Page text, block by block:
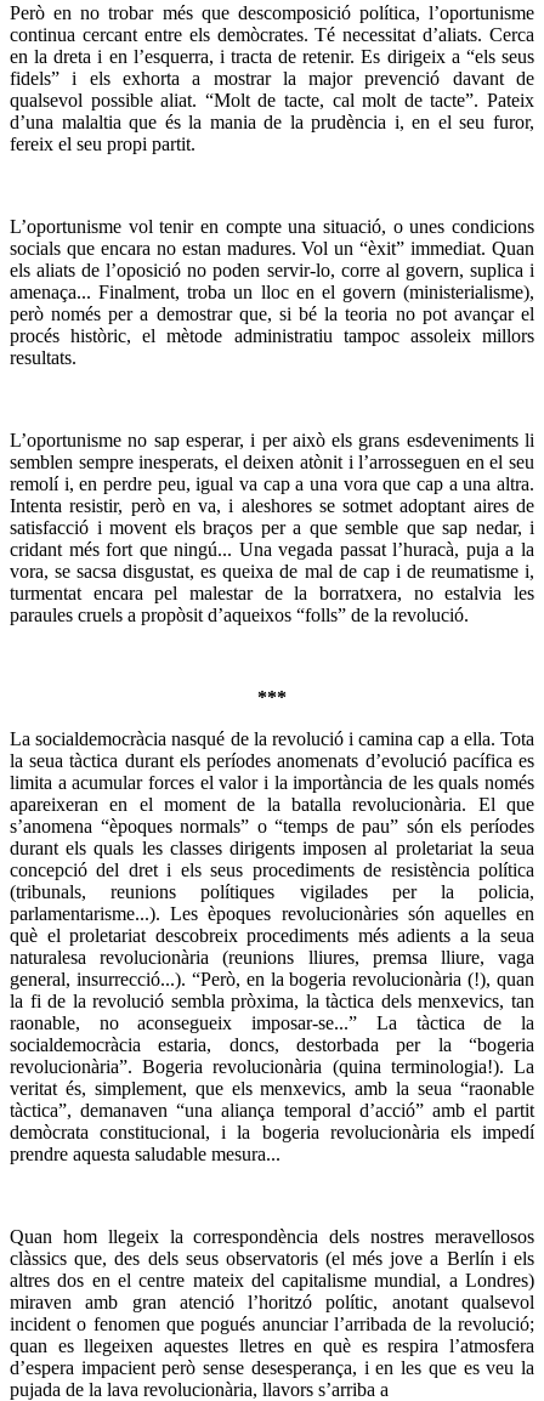
Però en no trobar més que descomposició política, l’oportunisme
continua cercant entre els demòcrates. Té necessitat d’aliats. Cerca
en la dreta i en l’esquerra, i tracta de retenir. Es dirigeix a “els seus
fidels” i els exhorta a mostrar la major prevenció davant de
qualsevol possible aliat. “Molt de tacte, cal molt de tacte”. Pateix
d’una malaltia que és la mania de la prudència i, en el seu furor,
fereix el seu propi partit.
L’oportunisme vol tenir en compte una situació, o unes condicions
socials que encara no estan madures. Vol un “èxit” immediat. Quan
els aliats de l’oposició no poden servir-lo, corre al govern, suplica i
amenaça... Finalment, troba un lloc en el govern (ministerialisme),
però només per a demostrar que, si bé la teoria no pot avançar el
procés històric, el mètode administratiu tampoc assoleix millors
resultats.
L’oportunisme no sap esperar, i per això els grans esdeveniments li
semblen sempre inesperats, el deixen atònit i l’arrosseguen en el seu
remolí i, en perdre peu, igual va cap a una vora que cap a una altra.
Intenta resistir, però en va, i aleshores se sotmet adoptant aires de
satisfacció i movent els braços per a que semble que sap nedar, i
cridant més fort que ningú... Una vegada passat l’huracà, puja a la
vora, se sacsa disgustat, es queixa de mal de cap i de reumatisme i,
turmentat encara pel malestar de la borratxera, no estalvia les
paraules cruels a propòsit d’aqueixos “folls” de la revolució.
***
La socialdemocràcia nasqué de la revolució i camina cap a ella. Tota
la seua tàctica durant els períodes anomenats d’evolució pacífica es
limita a acumular forces el valor i la importància de les quals només
apareixeran en el moment de la batalla revolucionària. El que
s’anomena “èpoques normals” o “temps de pau” són els períodes
durant els quals les classes dirigents imposen al proletariat la seua
concepció del dret i els seus procediments de resistència política
(tribunals, reunions polítiques vigilades per la policia,
parlamentarisme...). Les èpoques revolucionàries són aquelles en
què el proletariat descobreix procediments més adients a la seua
naturalesa revolucionària (reunions lliures, premsa lliure, vaga
general, insurrecció...). “Però, en la bogeria revolucionària (!), quan
la fi de la revolució sembla pròxima, la tàctica dels menxevics, tan
raonable, no aconsegueix imposar-se...” La tàctica de la
socialdemocràcia estaria, doncs, destorbada per la “bogeria
revolucionària”. Bogeria revolucionària (quina terminologia!). La
veritat és, simplement, que els menxevics, amb la seua “raonable
tàctica”, demanaven “una aliança temporal d’acció” amb el partit
demòcrata constitucional, i la bogeria revolucionària els impedí
prendre aquesta saludable mesura...
Quan hom llegeix la correspondència dels nostres meravellosos
clàssics que, des dels seus observatoris (el més jove a Berlín i els
altres dos en el centre mateix del capitalisme mundial, a Londres)
miraven amb gran atenció l’horitzó polític, anotant qualsevol
incident o fenomen que pogués anunciar l’arribada de la revolució;
quan es llegeixen aquestes lletres en què es respira l’atmosfera
d’espera impacient però sense desesperança, i en les que es veu la
pujada de la lava revolucionària, llavors s’arriba a